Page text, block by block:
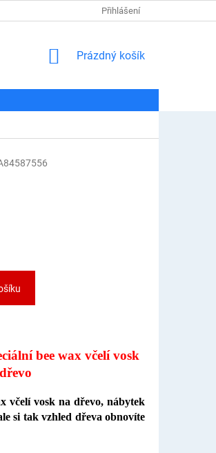
DOPRAVA A PLATBA
Přihlášení
NÁKUPNÍ
Prázdný košík
bee wax včelí vosk
včelí vosk na dřevo, nábytek
si tak vzhled dřeva obnovíte